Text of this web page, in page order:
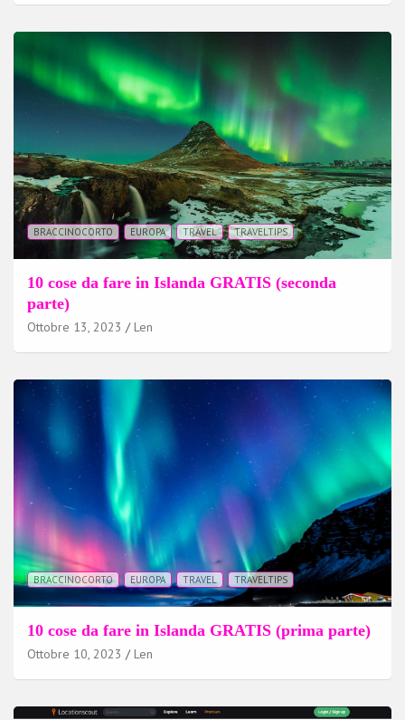
BRACCINOCORTO EUROPA TRAVEL TRAVELTIPS
10 cose da fare in Islanda GRATIS (seconda
parte)
Ottobre 13, 2023 Len
BRACCINOCORTO EUROPA TRAVEL TRAVELTIPS
10 cose da fare in Islanda GRATIS (prima parte)
Ottobre 10, 2023 Len